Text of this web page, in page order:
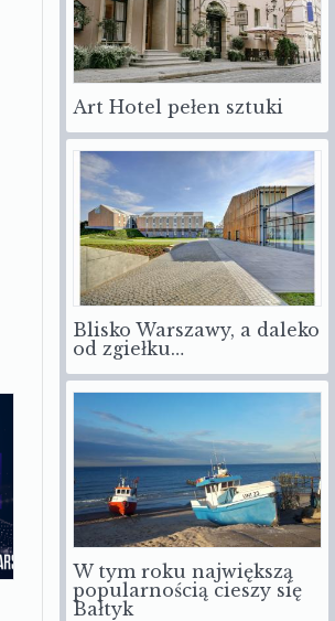
Art Hotel pełen sztuki
Blisko Warszawy, a daleko
od zgiełku…
W tym roku największą
popularnością cieszy się
Bałtyk